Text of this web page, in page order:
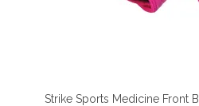
Strike Sports Medicine Front